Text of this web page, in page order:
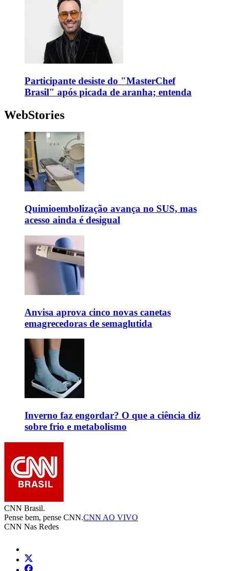
Participante desiste do "MasterChef
Brasil" após picada de aranha; entenda
WebStories
Quimioembolização avança no SUS, mas
acesso ainda é desigual
Anvisa aprova cinco novas canetas
emagrecedoras de semaglutida
Inverno faz engordar? O que a ciência diz
sobre frio e metabolismo
CNN Brasil.
Pense bem, pense CNN.CNN AO VIVO
CNN Nas Redes